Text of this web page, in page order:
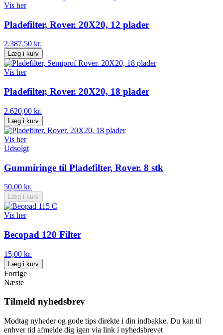
Vis her
Pladefilter, Rover. 20X20, 12 plader
2.387,50 kr.
Læg i kurv
Vis her
Pladefilter, Rover. 20X20, 18 plader
2.620,00 kr.
Læg i kurv
Vis her
Udsolgt
Gummiringe til Pladefilter, Rover. 8 stk
50,00 kr.
Læg i kurv
Vis her
Becopad 120 Filter
15,00 kr.
Læg i kurv
Forrige
Næste
Tilmeld nyhedsbrev
Modtag nyheder og gode tips direkte i din indbakke. Du kan til
enhver tid afmelde dig igen via link i nyhedsbrevet